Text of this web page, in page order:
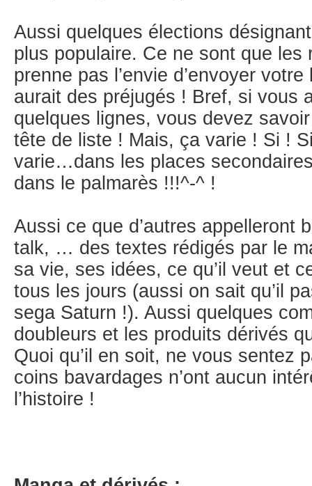
Aussi quelques élections
plus populaire. Ce ne sont que les
prenne pas l’envie d’envoyer
aurait des préjugés ! Bref, si vous
quelques lignes, vous devez
tête de liste ! Mais, ça varie ! Si !
varie…dans les places
dans le palmarès !!!^-^ !
Aussi ce que d’autres appelleront
talk, … des textes rédigés par le
sa vie, ses idées, ce qu’il veut et
tous les jours (aussi on sait qu’il
sega Saturn !). Aussi quelques
doubleurs et les produits dérivés
Quoi qu’il en soit, ne vous sentez
coins bavardages n’ont aucun
l’histoire !